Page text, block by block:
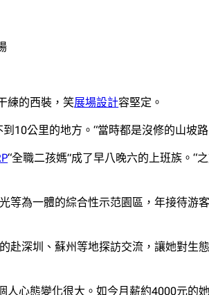
練的西裝，笑展場設計容堅定。
10公里的地方。“當時都是沒修的山坡
“全職二孩媽”成了早八晚六的上班族。“
等為一體的綜合性示范園區，年接待游
赴深圳、蘇州等地探訪交流，讓她對生
人心態變化很大。如今月薪約4000元的